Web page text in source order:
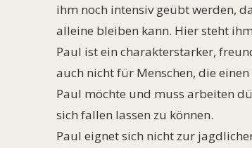
ihm noch intensiv geübt werden,
alleine bleiben kann. Hier steht
Paul ist ein charakterstarker,
auch nicht für Menschen, die
Paul möchte und muss arbeiten
sich fallen lassen zu können.
Paul eignet sich nicht zur